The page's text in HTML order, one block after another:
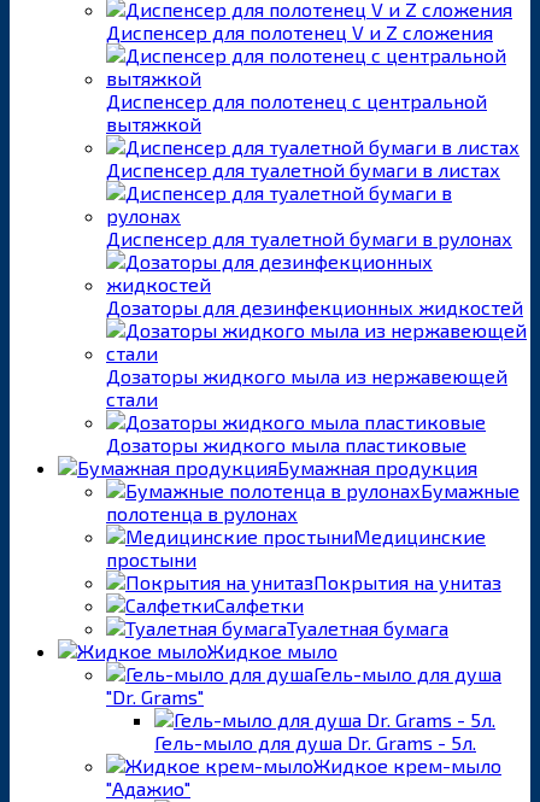
Диспенсер для полотенец V и Z сложения
Диспенсер для полотенец с центральной
вытяжкой
Диспенсер для туалетной бумаги в листах
Диспенсер для туалетной бумаги в рулонах
Дозаторы для дезинфекционных жидкостей
Дозаторы жидкого мыла из нержавеющей
стали
Дозаторы жидкого мыла пластиковые
Бумажная продукция
Бумажные
полотенца в рулонах
Медицинские
простыни
Покрытия на унитаз
Салфетки
Туалетная бумага
Жидкое мыло
Гель-мыло для душа
"Dr. Grams"
Гель-мыло для душа Dr. Grams - 5л.
Жидкое крем-мыло
"Адажио"